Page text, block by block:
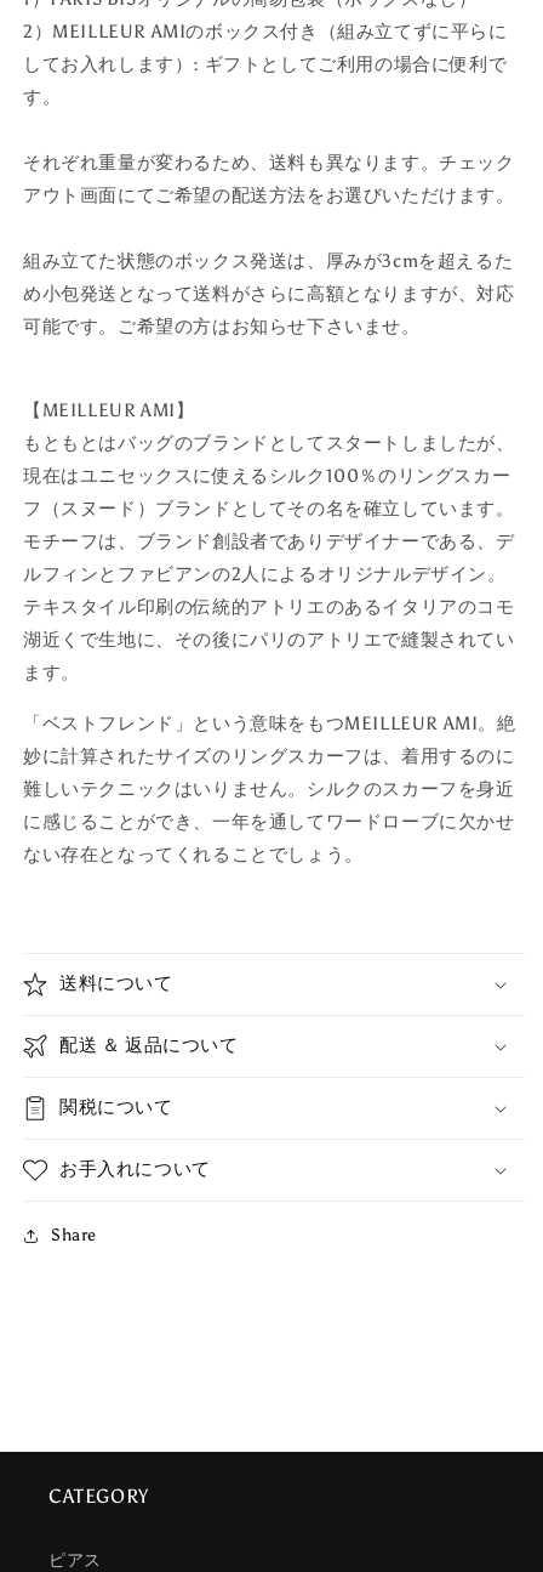
2）MEILLEUR AMIのボックス付き（組み立てずに平らに
してお入れします） : ギフトとしてご利用の場合に便利で
す。
それぞれ重量が変わるため、送料も異なります。チェック
アウト画面にてご希望の配送方法をお選びいただけます。
組み立てた状態のボックス発送は、厚みが3cmを超えるた
め小包発送となって送料がさらに高額となりますが、対応
可能です。ご希望の方はお知らせ下さいませ。
【MEILLEUR AMI】
もともとはバッグのブランドとしてスタートしましたが、
現在はユニセックスに使えるシルク100％のリングスカー
フ（スヌード）ブランドとしてその名を確立しています。
モチーフは、ブランド創設者でありデザイナーである、デ
ルフィンとファビアンの2人によるオリジナルデザイン。
テキスタイル印刷の伝統的アトリエのあるイタリアのコモ
湖近くで生地に、その後にパリのアトリエで縫製されてい
ます。
「ベストフレンド」という意味をもつMEILLEUR AMI。絶
妙に計算されたサイズのリングスカーフは、着用するのに
難しいテクニックはいりません。シルクのスカーフを身近
に感じることができ、一年を通してワードローブに欠かせ
ない存在となってくれることでしょう。
送料について
配送 ＆ 返品について
関税について
お手入れについて
Share
CATEGORY
ピアス